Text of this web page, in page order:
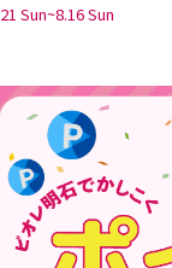
Sun~8.16 Sun